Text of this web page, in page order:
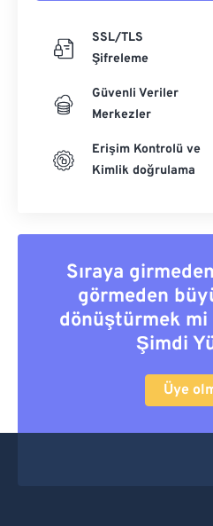
SSL/TLS
Şifreleme
Güvenli Veriler
Merkezler
Erişim Kontrolü ve
Kimlik doğrulama
Sıraya
görmeden
dönüştürmek
Şimdi
Üye